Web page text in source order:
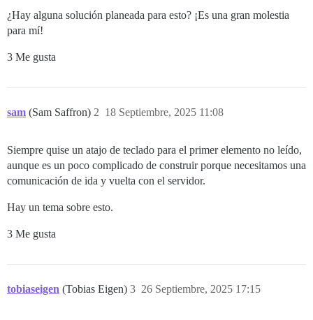
¿Hay alguna solución planeada para esto? ¡Es una gran molestia
para mí!
3 Me gusta
sam (Sam Saffron) 18 Septiembre, 2025 11:08
2
Siempre quise un atajo de teclado para el primer elemento no leído,
aunque es un poco complicado de construir porque necesitamos una
comunicación de ida y vuelta con el servidor.
Hay un tema sobre esto.
3 Me gusta
tobiaseigen (Tobias Eigen) 26 Septiembre, 2025 17:15
3